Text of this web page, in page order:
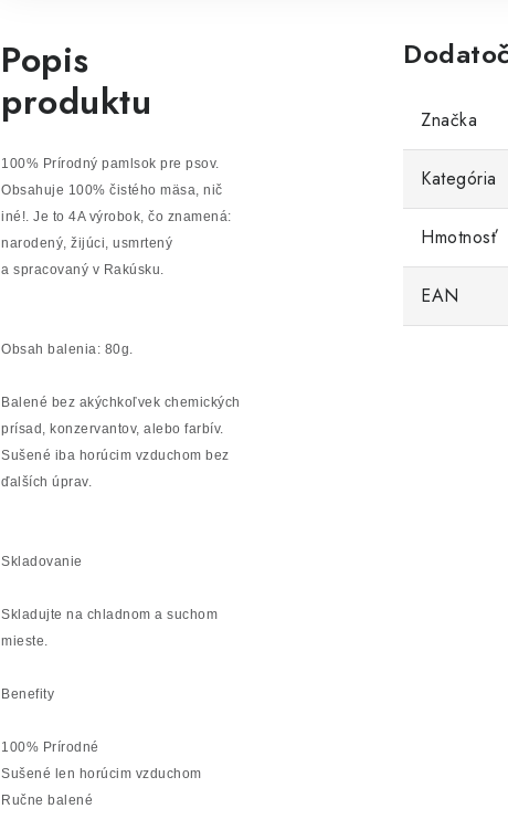
Popis
produktu
100% Prírodný pamlsok pre psov.
Obsahuje 100% čistého mäsa, nič
iné!. Je to 4A výrobok, čo znamená:
narodený, žijúci, usmrtený
a spracovaný v Rakúsku.
Obsah balenia: 80g.
Balené bez akýchkoľvek chemických
prísad, konzervantov, alebo farbív.
Sušené iba horúcim vzduchom bez
ďalších úprav.
Skladovanie
Skladujte na chladnom a suchom
mieste.
Benefity
100% Prírodné
Sušené len horúcim vzduchom
Ručne balené
Značka
Kategória
Hmotnosť
EAN